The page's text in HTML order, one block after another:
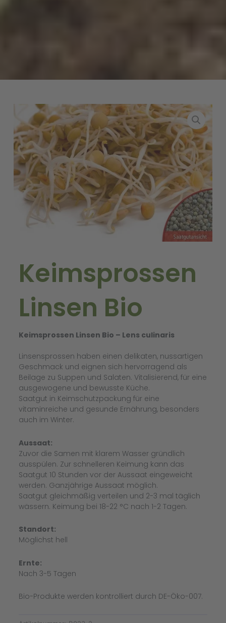
Keimsprossen
Linsen Bio
Keimsprossen Linsen Bio – Lens culinaris
Linsensprossen haben einen delikaten, nussartigen
Geschmack und eignen sich hervorragend als
Beilage zu Suppen und Salaten. Vitalisierend, für eine
ausgewogene und bewusste Küche.
Saatgut in Keimschutzpackung für eine
vitaminreiche und gesunde Ernährung, besonders
auch im Winter.
Aussaat:
Zuvor die Samen mit klarem Wasser gründlich
ausspülen. Zur schnelleren Keimung kann das
Saatgut 10 Stunden vor der Aussaat eingeweicht
werden. Ganzjährige Aussaat möglich.
Saatgut gleichmäßig verteilen und 2-3 mal täglich
wässern. Keimung bei 18-22 °C nach 1-2 Tagen.
Standort:
Möglichst hell
Ernte:
Nach 3-5 Tagen
Bio-Produkte werden kontrolliert durch DE-Öko-007.